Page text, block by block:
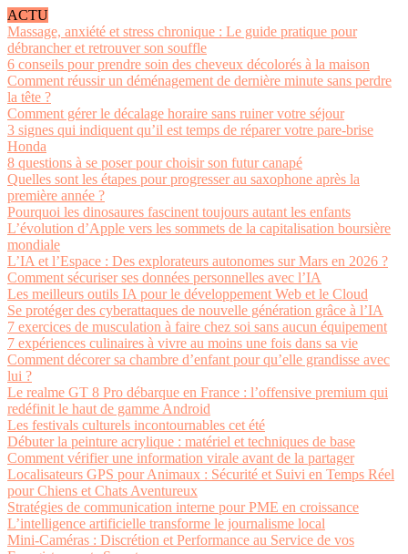
ACTU
Massage, anxiété et stress chronique : Le guide pratique pour
débrancher et retrouver son souffle
6 conseils pour prendre soin des cheveux décolorés à la maison
Comment réussir un déménagement de dernière minute sans perdre
la tête ?
Comment gérer le décalage horaire sans ruiner votre séjour
3 signes qui indiquent qu’il est temps de réparer votre pare-brise
Honda
8 questions à se poser pour choisir son futur canapé
Quelles sont les étapes pour progresser au saxophone après la
première année ?
Pourquoi les dinosaures fascinent toujours autant les enfants
L’évolution d’Apple vers les sommets de la capitalisation boursière
mondiale
L’IA et l’Espace : Des explorateurs autonomes sur Mars en 2026 ?
Comment sécuriser ses données personnelles avec l’IA
Les meilleurs outils IA pour le développement Web et le Cloud
Se protéger des cyberattaques de nouvelle génération grâce à l’IA
7 exercices de musculation à faire chez soi sans aucun équipement
7 expériences culinaires à vivre au moins une fois dans sa vie
Comment décorer sa chambre d’enfant pour qu’elle grandisse avec
lui ?
Le realme GT 8 Pro débarque en France : l’offensive premium qui
redéfinit le haut de gamme Android
Les festivals culturels incontournables cet été
Débuter la peinture acrylique : matériel et techniques de base
Comment vérifier une information virale avant de la partager
Localisateurs GPS pour Animaux : Sécurité et Suivi en Temps Réel
pour Chiens et Chats Aventureux
Stratégies de communication interne pour PME en croissance
L’intelligence artificielle transforme le journalisme local
Mini-Caméras : Discrétion et Performance au Service de vos